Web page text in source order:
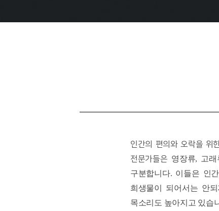
인간의 편의와 오락을 위
전문가들은 영장류, 고
구분합니다. 이들은 인
희생물이 되어서는 안
목소리도 높아지고 있습